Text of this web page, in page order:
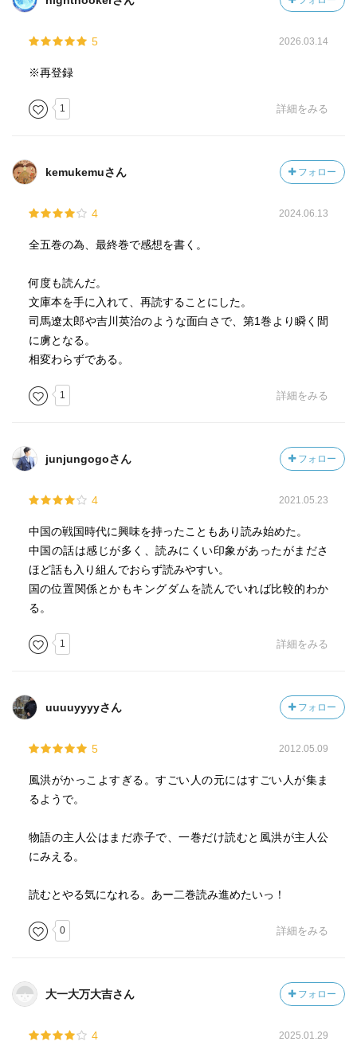
5 2026.03.14
※再登録
1 詳細をみる
kemukemuさん フォロー
4 2024.06.13
全五巻の為、最終巻で感想を書く。
何度も読んだ。
文庫本を手に入れて、再読することにした。
司馬遼太郎や吉川英治のような面白さで、第1巻より瞬く間
に虜となる。
相変わらずである。
1 詳細をみる
junjungogoさん フォロー
4 2021.05.23
中国の戦国時代に興味を持ったこともあり読み始めた。
中国の話は感じが多く、読みにくい印象があったがまださ
ほど話も入り組んでおらず読みやすい。
国の位置関係とかもキングダムを読んでいれば比較的わか
る。
1 詳細をみる
uuuuyyyyさん フォロー
5 2012.05.09
風洪がかっこよすぎる。すごい人の元にはすごい人が集ま
るようで。
物語の主人公はまだ赤子で、一巻だけ読むと風洪が主人公
にみえる。
読むとやる気になれる。あー二巻読み進めたいっ！
0 詳細をみる
大一大万大吉さん フォロー
4 2025.01.29